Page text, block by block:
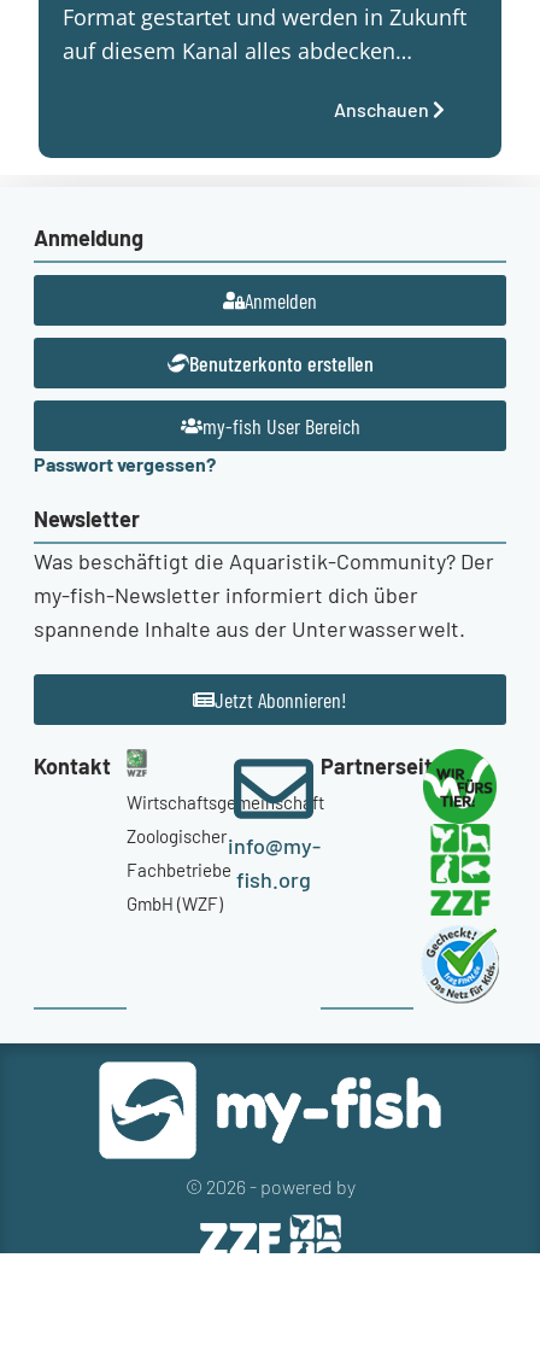
Format gestartet und werden in Zukunft
auf diesem Kanal alles abdecken…
Anschauen
Anmeldung
Anmelden
Benutzerkonto erstellen
my-fish User Bereich
Passwort vergessen?
Newsletter
Was beschäftigt die Aquaristik-Community? Der
my-fish-Newsletter informiert dich über
spannende Inhalte aus der Unterwasserwelt.
Jetzt Abonnieren!
Kontakt
Wirtschaftsgemeinschaft
Zoologischer
Fachbetriebe
GmbH (WZF)
info@my-
fish.org
Partnerseiten
© 2026 - powered by